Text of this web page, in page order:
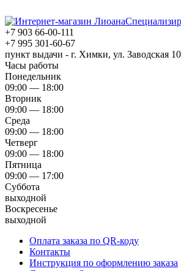
+7 903 66-00-111
+7 995 301-60-67
пункт выдачи - г. Химки, ул. Заводская 10
Часы работы
Понедельник
09:00 — 18:00
Вторник
09:00 — 18:00
Среда
09:00 — 18:00
Четверг
09:00 — 18:00
Пятница
09:00 — 17:00
Суббота
выходной
Воскресенье
выходной
Оплата заказа по QR-коду
Контакты
Инструкция по оформлению заказа